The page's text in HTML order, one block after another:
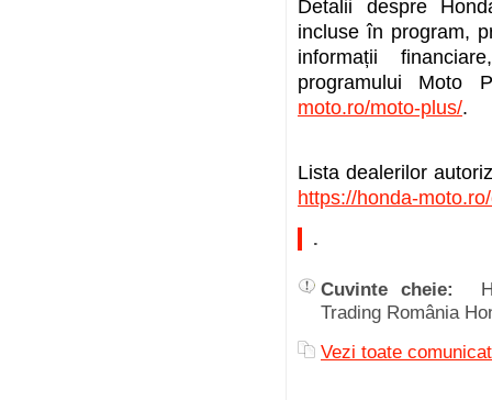
Detalii despre
incluse în program,
informații
programului Moto
moto.ro/moto-plus/.
Lista dealerilor
https://honda-
.
Cuvinte cheie:
Trading România
Vezi toate